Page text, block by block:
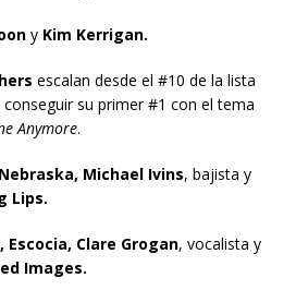
y Kim Kerrigan.
escalan desde el #10 de la lista
su primer #1 con el tema
Anymore.
Michael Ivins, bajista y
Lips.
Escocia, Clare Grogan, vocalista y
Images.